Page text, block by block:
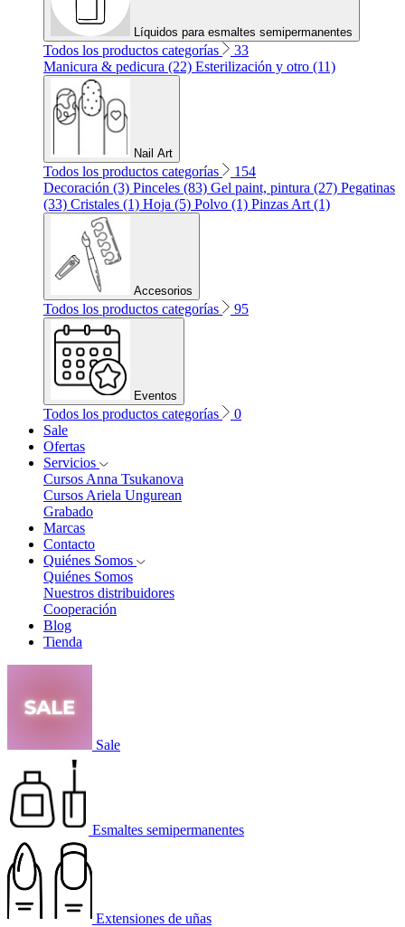
Líquidos para esmaltes semipermanentes
Todos los productos categorías
33
Manicura & pedicura (22) Esterilización y otro (11)
Nail Art
Todos los productos categorías
154
Decoración (3) Pinceles (83) Gel paint, pintura (27) Pegatinas
(33) Cristales (1) Hoja (5) Polvo (1) Pinzas Art (1)
Accesorios
Todos los productos categorías 95
Eventos
Todos los productos categorías
0
Sale
Ofertas
Servicios
Cursos Anna Tsukanova
Cursos Ariela Ungurean
Grabado
Marcas
Contacto
Quiénes Somos
Quiénes Somos
Nuestros distribuidores
Cooperación
Blog
Tienda
Sale
Esmaltes semipermanentes
Extensiones de uñas